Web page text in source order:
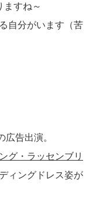
ますね～
自分がいます（苦
告出演。
グ・ラッセンブリ
ィングドレス姿が